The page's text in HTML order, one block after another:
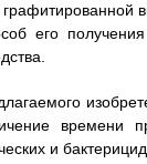
его
времени
и